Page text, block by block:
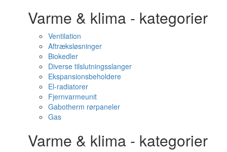
Varme & klima - kategorier
Ventilation
Aftræksløsninger
Biokedler
Diverse tilslutningsslanger
Ekspansionsbeholdere
El-radiatorer
Fjernvarmeunit
Gabotherm rørpaneler
Gas
Varme & klima - kategorier